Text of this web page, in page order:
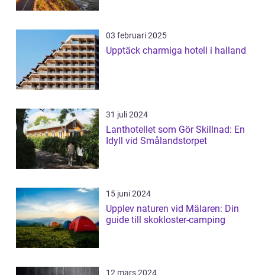
03 februari 2025
Upptäck charmiga hotell i halland
31 juli 2024
Lanthotellet som Gör Skillnad: En
Idyll vid Smålandstorpet
15 juni 2024
Upplev naturen vid Mälaren: Din
guide till skokloster-camping
12 mars 2024